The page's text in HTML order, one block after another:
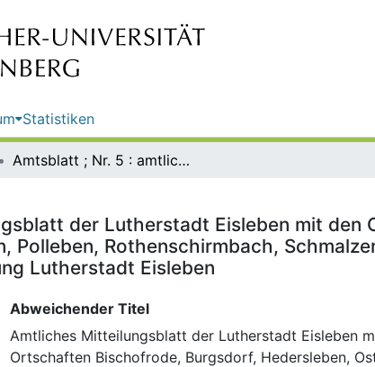
Statistiken
Amtsblatt ; Nr. 5 : amtliches Mitteilungsblatt der Lutherstadt Eisleben mit den Ortschaften Bischofrode, Burgsdorf, Hedersleben, Osterhausen, Polleben, Rothenschirmbach, Schmalzerode, Unterrißdorf, Volkstedt und Wolferode / Hrsg.: Stadtverwaltung Lutherstadt Eisleben
der Lutherstadt Eisleben mit den
Polleben, Rothenschirmbach,
Lutherstadt Eisleben
Abweichender Titel
Amtliches Mitteilungsblatt der Lutherstadt Eisleben
Ortschaften Bischofrode, Burgsdorf, Hedersleben,